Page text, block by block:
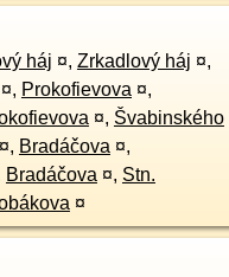
háj ¤, Zrkadlový háj ¤,
¤, Prokofievova ¤,
¤, Švabinského
¤, Bradáčova ¤,
Bradáčova ¤, Stn.
¤